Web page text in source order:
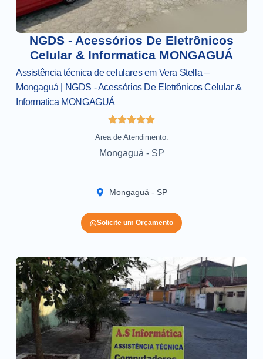
NGDS - Acessórios De Eletrônicos
Celular & Informatica MONGAGUÁ
Assistência técnica de celulares em Vera Stella –
Mongaguá | NGDS - Acessórios De Eletrônicos Celular &
Informatica MONGAGUÁ
Area de Atendimento:
Mongaguá - SP
Mongaguá - SP
Solicite um Orçamento